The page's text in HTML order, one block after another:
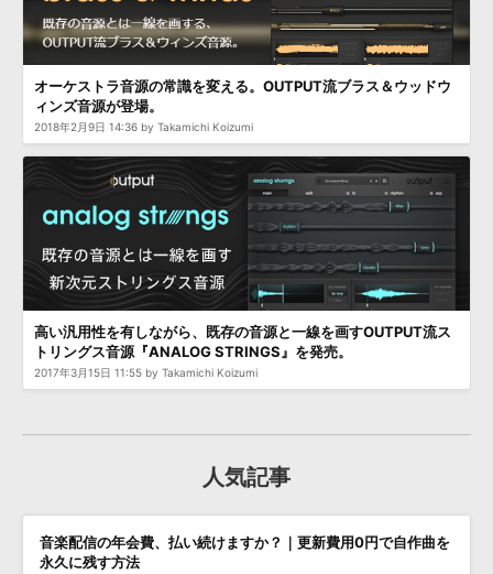
SLS 音素材の制作・ライセンス提供
オーケストラ音源の常識を変える。OUTPUT流ブラス＆ウッドウ
ィンズ音源が登場。
2018年2月9日 14:36 by Takamichi Koizumi
高い汎用性を有しながら、既存の音源と一線を画すOUTPUT流ス
トリングス音源『ANALOG STRINGS』を発売。
2017年3月15日 11:55 by Takamichi Koizumi
人気記事
音楽配信の年会費、払い続けますか？｜更新費用0円で自作曲を
永久に残す方法